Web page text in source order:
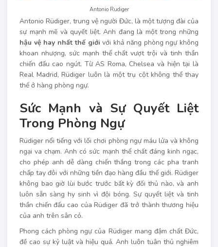
Antonio Rudiger
Antonio Rüdiger, trung vệ người Đức, là một tượng đài của
sự mạnh mẽ và quyết liệt. Anh đang là một trong những
hậu vệ hay nhất thế giới với khả năng phòng ngự không
khoan nhượng, sức mạnh thể chất vượt trội và tinh thần
chiến đấu cao ngút. Từ AS Roma, Chelsea và hiện tại là
Real Madrid, Rüdiger luôn là một trụ cột không thể thay
thế ở hàng phòng ngự.
Sức Mạnh và Sự Quyết Liệt
Trong Phòng Ngự
Rüdiger nổi tiếng với lối chơi phòng ngự máu lửa và không
ngại va chạm. Anh có sức mạnh thể chất đáng kinh ngạc,
cho phép anh dễ dàng chiến thắng trong các pha tranh
chấp tay đôi với những tiền đạo hàng đầu thế giới. Rüdiger
không bao giờ lùi bước trước bất kỳ đối thủ nào, và anh
luôn sẵn sàng hy sinh vì đội bóng. Sự quyết liệt và tinh
thần chiến đấu cao của Rüdiger đã trở thành thương hiệu
của anh trên sân cỏ.
Phong cách phòng ngự của Rüdiger mang đậm chất Đức,
đề cao sự kỷ luật và hiệu quả. Anh luôn tuân thủ nghiêm